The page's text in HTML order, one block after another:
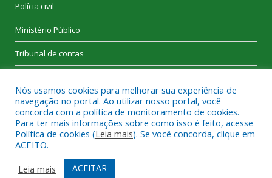
Polícia civil
Ministério Público
Tribunal de contas
Desenvolvido porCR2. Todos os direitos reservados a Câmara
Municipal de Nova Olímpia.
Mapa do Site
Portal do servidor
Nós usamos cookies para melhorar sua experiência de
navegação no portal. Ao utilizar nosso portal, você
concorda com a política de monitoramento de cookies.
Para ter mais informações sobre como isso é feito, acesse
Política de cookies (Leia mais). Se você concorda, clique em
ACEITO.
Leia mais
ACEITAR